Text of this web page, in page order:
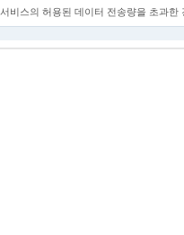
서비스의 허용된 데이터 전송량을 초과